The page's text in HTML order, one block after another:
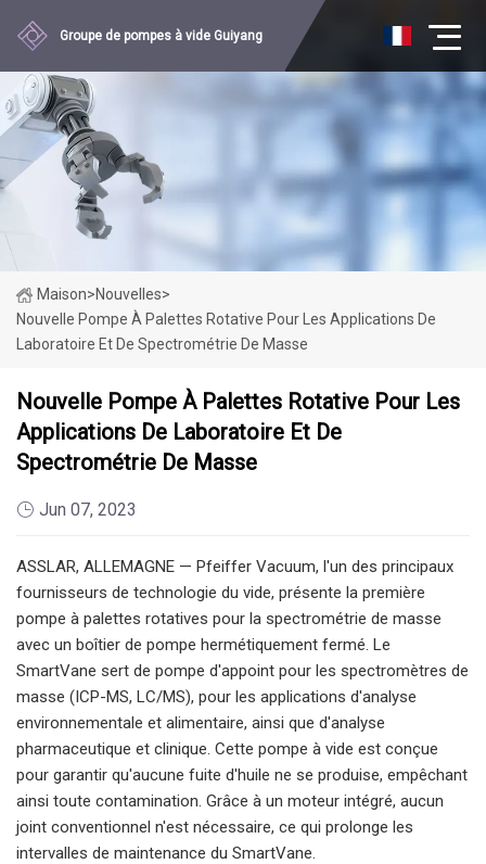
Groupe de pompes à vide Guiyang
Maison>Nouvelles>
Nouvelle Pompe À Palettes Rotative Pour Les Applications De
Laboratoire Et De Spectrométrie De Masse
Nouvelle Pompe À Palettes Rotative Pour Les
Applications De Laboratoire Et De
Spectrométrie De Masse
Jun 07, 2023
ASSLAR, ALLEMAGNE — Pfeiffer Vacuum, l'un des principaux
fournisseurs de technologie du vide, présente la première
pompe à palettes rotatives pour la spectrométrie de masse
avec un boîtier de pompe hermétiquement fermé. Le
SmartVane sert de pompe d'appoint pour les spectromètres de
masse (ICP-MS, LC/MS), pour les applications d'analyse
environnementale et alimentaire, ainsi que d'analyse
pharmaceutique et clinique. Cette pompe à vide est conçue
pour garantir qu'aucune fuite d'huile ne se produise, empêchant
ainsi toute contamination. Grâce à un moteur intégré, aucun
joint conventionnel n'est nécessaire, ce qui prolonge les
intervalles de maintenance du SmartVane.